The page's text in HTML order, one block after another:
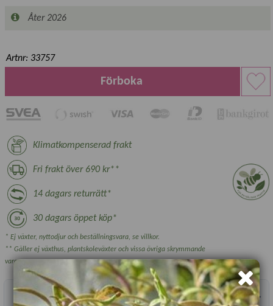
Åter 2026
Artnr: 33757
Förboka
Klimatkompenserad frakt
Fri frakt över 690 kr**
14 dagars returrätt*
30 dagars öppet köp*
* Ej växter, nyttodjur och beställningsvara, se villkor.
** Gäller ej växthus, plantskoleväxter och vissa övriga skrymmande
varor.
Produktbeskrivning